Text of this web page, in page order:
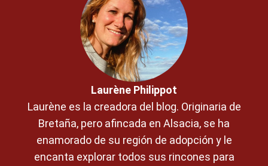
Laurène Philippot
Laurène es la creadora del blog. Originaria de
Bretaña, pero afincada en Alsacia, se ha
enamorado de su región de adopción y le
encanta explorar todos sus rincones para